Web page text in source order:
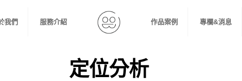
我們 服務介紹 作品案例 專欄&消息
定位分析